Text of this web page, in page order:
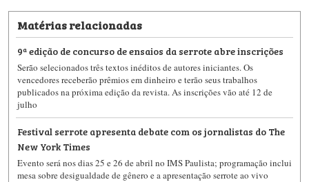
Matérias relacionadas
9ª edição de concurso de ensaios da serrote abre inscrições
Serão selecionados três textos inéditos de autores iniciantes. Os
vencedores receberão prêmios em dinheiro e terão seus trabalhos
publicados na próxima edição da revista. As inscrições vão até 12 de
julho
Festival serrote apresenta debate com os jornalistas do The
New York Times
Evento será nos dias 25 e 26 de abril no IMS Paulista; programação inclui
mesa sobre desigualdade de gênero e a apresentação serrote ao vivo